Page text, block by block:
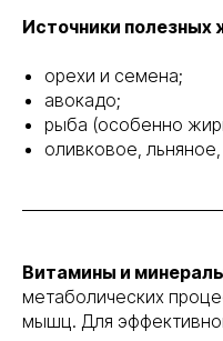
Источники полезных
орехи и семена;
авокадо;
рыба (особенно
оливковое,
Витамины и
метаболических
мышц. Для